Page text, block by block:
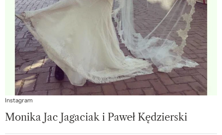
Instagram
Monika Jac Jagaciak i Paweł Kędzierski